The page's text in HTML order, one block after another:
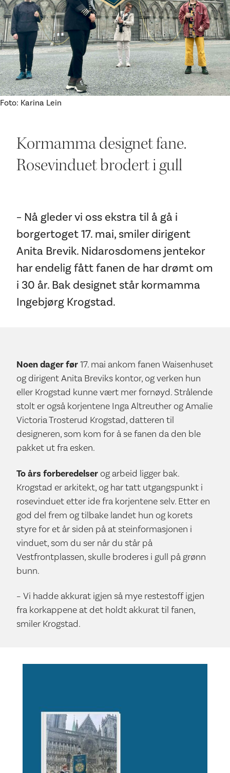
Ditt besøk
Foto: Karina Lein
Kormamma designet fane.
Rosevinduet brodert i gull
– Nå gleder vi oss ekstra til å gå i
borgertoget 17. mai, smiler dirigent
Anita Brevik. Nidarosdomens jentekor
har endelig fått fanen de har drømt om
i 30 år. Bak designet står kormamma
Ingebjørg Krogstad.
Noen dager før17. mai ankom fanen Waisenhuset
og dirigent Anita Breviks kontor, og verken hun
eller Krogstad kunne vært mer fornøyd. Strålende
stolt er også korjentene Inga Altreuther og Amalie
Victoria Trosterud Krogstad, datteren til
designeren, som kom for å se fanen da den ble
pakket ut fra esken.
To års forberedelser og arbeid ligger bak.
Krogstad er arkitekt, og har tatt utgangspunkt i
rosevinduet etter ide fra korjentene selv. Etter en
god del frem og tilbake landet hun og korets
styre for et år siden på at steinformasjonen i
vinduet, som du ser når du står på
Vestfrontplassen, skulle broderes i gull på grønn
bunn.
– Vi hadde akkurat igjen så mye restestoff igjen
fra korkappene at det holdt akkurat til fanen,
smiler Krogstad.